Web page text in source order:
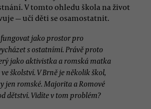
V tomto ohledu škola na život
— učí děti se osamostatnit.
fungovat jako prostor pro
s ostatními. Právě proto
jako aktivistka a romská matka
školství. V Brně je několik škol,
jen romské. Majorita a Romové
dětství. Vidíte v tom problém?